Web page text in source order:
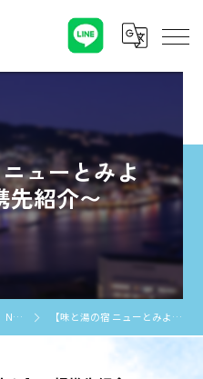
ューとみよ
先紹介〜
NEWS 【味と湯の宿 ニューとみよし】〜提携先紹介〜